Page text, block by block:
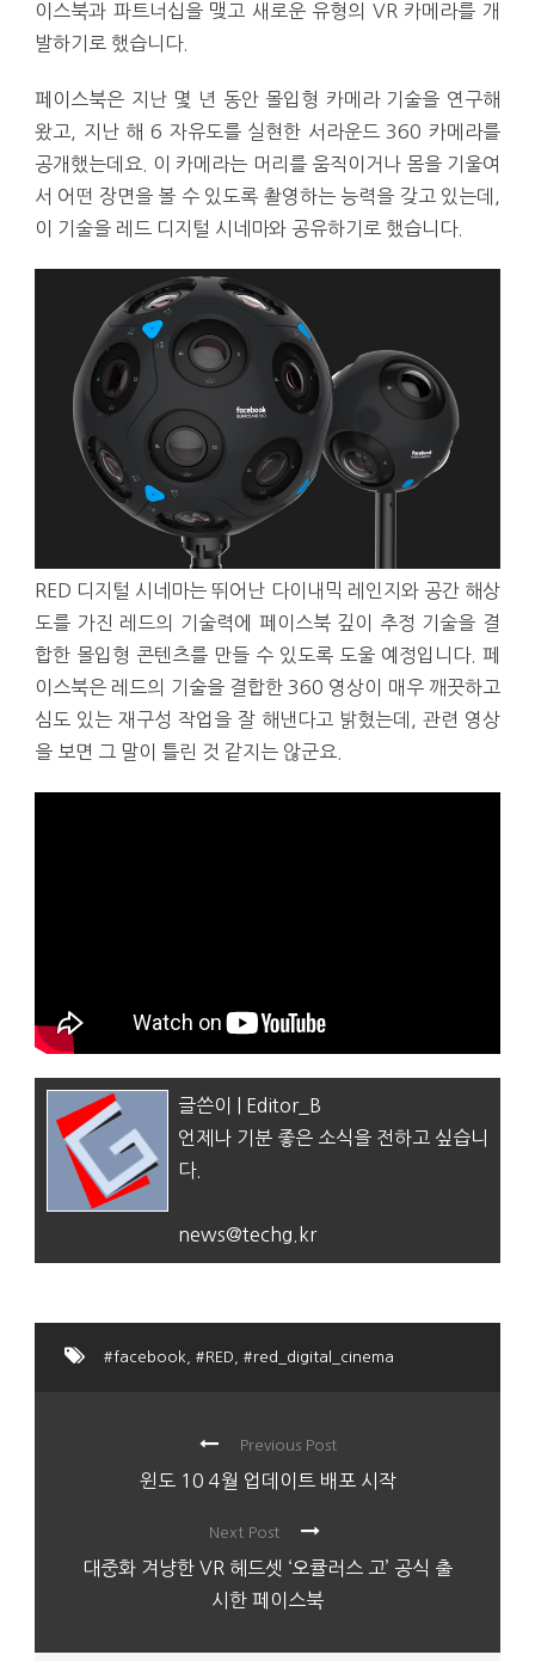
이스북과 파트너십을 맺고 새로운 유형의 VR 카메라를 개
발하기로 했습니다.
페이스북은 지난 몇 년 동안 몰입형 카메라 기술을 연구해
왔고, 지난 해 6 자유도를 실현한 서라운드 360 카메라를
공개했는데요. 이 카메라는 머리를 움직이거나 몸을 기울여
서 어떤 장면을 볼 수 있도록 촬영하는 능력을 갖고 있는데,
이 기술을 레드 디지털 시네마와 공유하기로 했습니다.
RED 디지털 시네마는 뛰어난 다이내믹 레인지와 공간 해상
도를 가진 레드의 기술력에 페이스북 깊이 추정 기술을 결
합한 몰입형 콘텐츠를 만들 수 있도록 도울 예정입니다. 페
이스북은 레드의 기술을 결합한 360 영상이 매우 깨끗하고
심도 있는 재구성 작업을 잘 해낸다고 밝혔는데, 관련 영상
을 보면 그 말이 틀린 것 같지는 않군요.
글쓴이 | Editor_B
언제나 기분 좋은 소식을 전하고 싶습니
다.
news@techg.kr
#facebook #RED #red_digital_cinema
Previous Post
윈도 10 4월 업데이트 배포 시작
Next Post
대중화 겨냥한 VR 헤드셋 ‘오큘러스 고’ 공식 출
시한 페이스북